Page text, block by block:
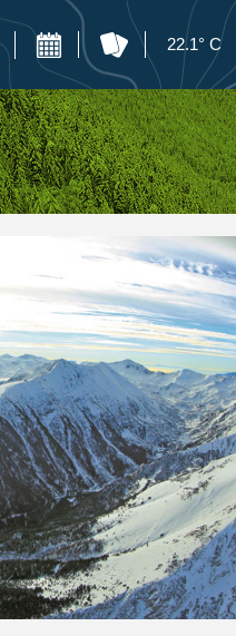
22.1° C